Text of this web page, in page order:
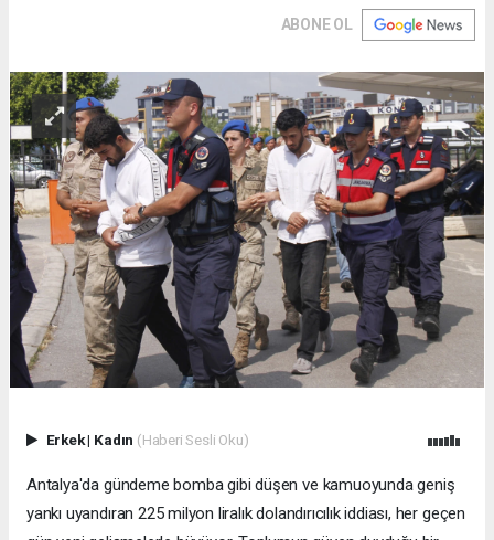
ABONE OL
Erkek| Kadın (Haberi Sesli Oku)
Antalya'da gündeme bomba gibi düşen ve kamuoyunda geniş
yankı uyandıran 225 milyon liralık dolandırıcılık iddiası, her geçen